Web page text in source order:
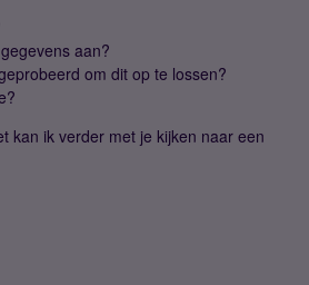
aan?
om dit op te lossen?
kan ik verder met je kijken naar een